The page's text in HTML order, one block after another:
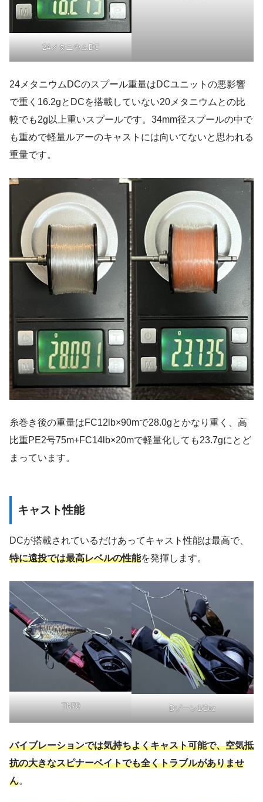
24メタニウムDC
24メタニウムDCのスプール重量はDCユニットの悪影響
で重く16.2gとDCを搭載していない20メタニウムとの比
較でも2g以上重いスプールです。34mm径スプールの中で
も重めで軽量ルアーのキャストには向いてないと思われる
重量です。
糸巻き後の重量はFC12lb×90mで28.0gとかなり重く、高
比重PE2号75m+FC14lb×20mで軽量化しても23.7gにとど
まっています。
キャスト性能
DCが搭載されているだけあってキャスト性能は最高で、
特に遠投では最高レベルの性能を発揮します。
TN70 Dゾーン1/2oz
バイブレーションでは気持ちよくキャスト可能で、空気抵
抗の大きなスピナーベイトでも全くトラブルがありませ
ん。